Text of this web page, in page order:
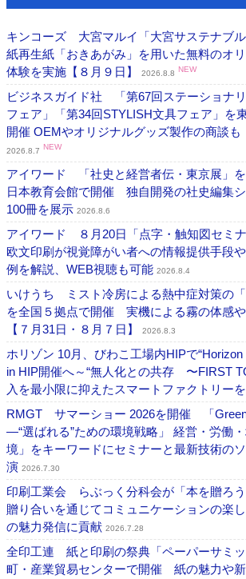
キンコーズ 大宮マルイ「大宮サステナブ
紙再生紙「おきあがみ」を用いた無料のオ
体験を実施【８月９日】
2026.8.8 NEW
ビジネスガイド社 「第67回ステーショナ
フェア」「第34回STYLISH文具フェア」を
開催 OEMやオリジナルグッズ製作の商談も
2026.8.7 NEW
アイワード 「社史と経営者伝・東京展」
日本教育会館で開催 独自開発の社史編集
100冊を展示 2026.8.6
アイワード ８月20日「点字・触知図セミ
欧文印刷が視覚障がい者への情報提供手段
例を解説、WEB視聴も可能 2026.8.4
いけうち ミスト冷房による熱中症対策の「
を全国５拠点で開催 実機による霧の体感
【７月31日・８月７日】
2026.8.3
ホリゾン 10月、びわこ工場内HIPで
in HIP開催へ～“無人化との共存 〜FIRST
入を最小限に抑えたスマートファクトリー
RMGT サマーショー 2026を開催 「Green
―“選ばれる”ための環境戦略」 経営・労働
境」をキーワードにセミナーと最新技術の
演 2026.7.30
印刷工業会 らぶっく分科会が「本を贈ろ
贈り合いを通じてコミュニケーションの楽
の魅力発信に貢献 2026.7.28
全印工連 紙と印刷の祭典「ペーパーサミ
町・産業貿易センターで開催 紙の魅力や